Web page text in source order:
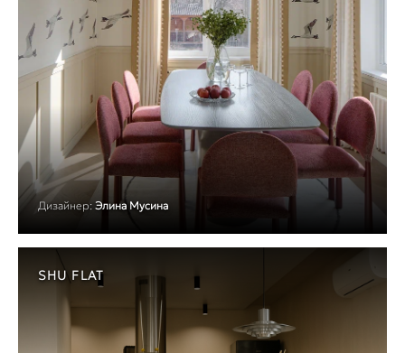
Дизайнер: Элина Мусина
SHU FLAT